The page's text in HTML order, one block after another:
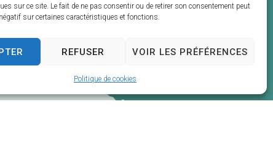
sur ce site. Le fait de ne pas consentir ou de retirer son consentement peut
sur certaines caractéristiques et fonctions.
REFUSER VOIR LES PRÉFÉRENCES
Politique de cookies